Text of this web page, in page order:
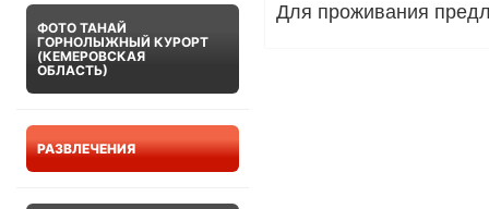
ФОТО ТАНАЙ
ГОРНОЛЫЖНЫЙ КУРОРТ
(КЕМЕРОВСКАЯ
ОБЛАСТЬ)
РАЗВЛЕЧЕНИЯ
Для проживания